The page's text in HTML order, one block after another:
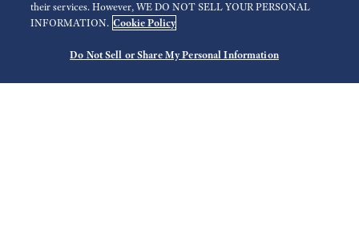
Movement Comparison
their services. However, WE DO NOT SELL YOUR PERSONAL
INFORMATION. Cookie Policy
Do Not Sell or Share My Personal Information